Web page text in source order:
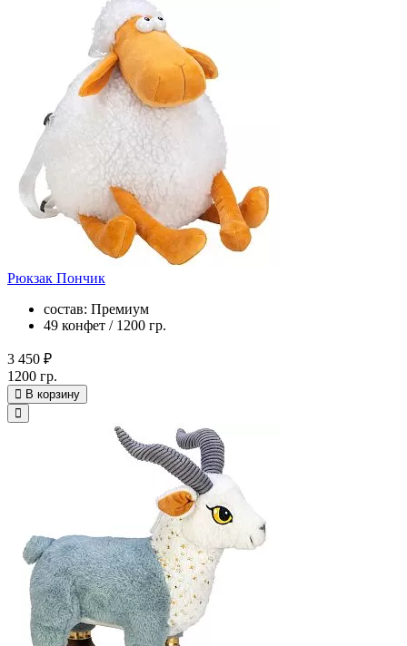
Рюкзак Пончик
состав: Премиум
49 конфет / 1200 гр.
3 450 ₽
1200 гр.
В корзину